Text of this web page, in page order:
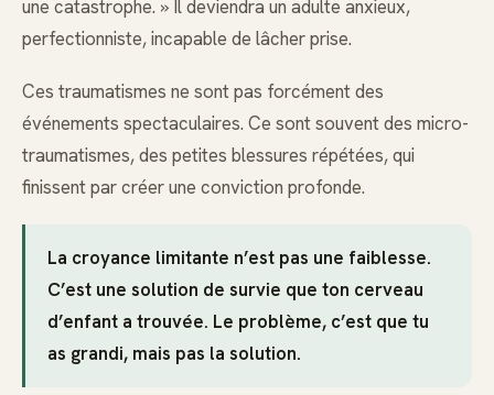
une catastrophe. » Il deviendra un adulte anxieux,
perfectionniste, incapable de lâcher prise.
Ces traumatismes ne sont pas forcément des
événements spectaculaires. Ce sont souvent des micro-
traumatismes, des petites blessures répétées, qui
finissent par créer une conviction profonde.
La croyance limitante n’est pas une faiblesse.
C’est une solution de survie que ton cerveau
d’enfant a trouvée. Le problème, c’est que tu
as grandi, mais pas la solution.